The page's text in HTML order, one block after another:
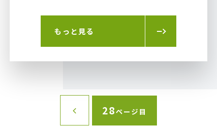
ァー』 イーサン・ルアン&マーク・チャオ
『モンガに散る』 クリス・パイン 『アンスト
ッパブル』
もっと見る
28